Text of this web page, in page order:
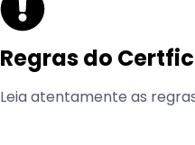
Regras do
Leia atentamente as